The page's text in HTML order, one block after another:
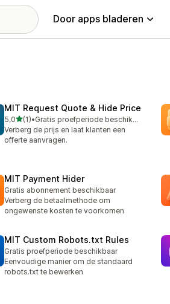
Door apps bladeren
MIT Request Quote & Hide Price
5,0van 5 sterren
(1)
1 recensies in totaal
•
Gratis proefperiode beschikbaar
Verberg de prijs en laat klanten een
offerte aanvragen.
MIT Payment Hider
Gratis abonnement beschikbaar
Verberg de betaalmethode om
ongewenste kosten te voorkomen
MIT Custom Robots.txt Rules
Gratis proefperiode beschikbaar
Eenvoudige manier om de standaard
robots.txt te bewerken